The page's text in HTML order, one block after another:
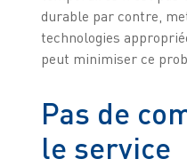
durable par contre,
technologies
peut minimiser ce
Pas de
le service